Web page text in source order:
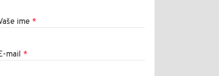
ime *
mail *